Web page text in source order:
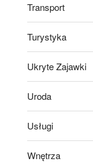
Transport
Turystyka
Ukryte Zajawki
Uroda
Usługi
Wnętrza